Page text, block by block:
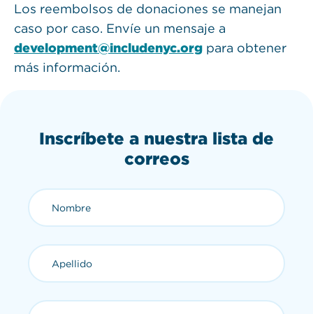
Los reembolsos de donaciones se manejan
caso por caso. Envíe un mensaje a
development@includenyc.org para obtener
más información.
Inscríbete a nuestra lista de
correos
Correo Electrónico